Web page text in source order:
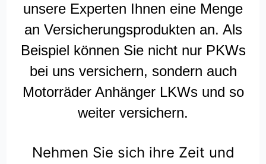
unsere Experten Ihnen eine Menge
an Versicherungsprodukten an. Als
Beispiel können Sie nicht nur PKWs
bei uns versichern, sondern auch
Motorräder Anhänger LKWs und so
weiter versichern.
Nehmen Sie sich ihre Zeit und